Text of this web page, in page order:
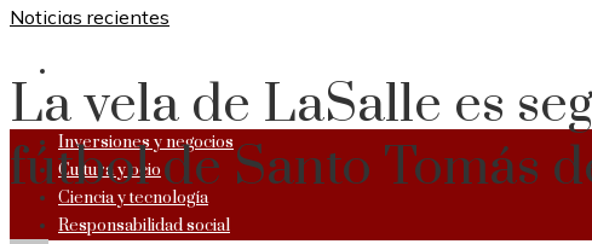
Inversiones y negocios
Cultura y ocio
Ciencia y tecnología
Responsabilidad social
Noticias recientes
La vela de LaSalle es
fútbol de Santo Tomás